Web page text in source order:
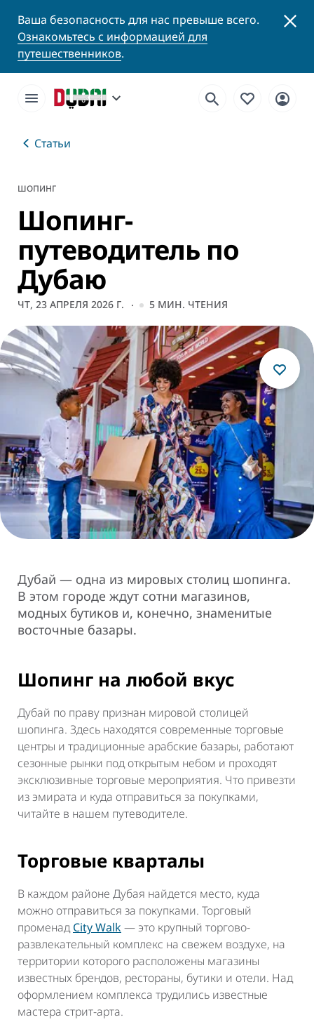
Ваша безопасность для нас превыше всего.
Ознакомьтесь с информацией для
путешественников.
Статьи
ШОПИНГ
Шопинг-
путеводитель по
Дубаю
ЧТ, 23 АПРЕЛЯ 2026 Г. 5 МИН. ЧТЕНИЯ
Дубай — одна из мировых столиц шопинга.
В этом городе ждут сотни магазинов,
модных бутиков и, конечно, знаменитые
восточные базары.
Шопинг на любой вкус
Дубай по праву признан мировой столицей
шопинга. Здесь находятся современные торговые
центры и традиционные арабские базары, работают
сезонные рынки под открытым небом и проходят
эксклюзивные торговые мероприятия. Что привезти
из эмирата и куда отправиться за покупками,
читайте в нашем путеводителе.
Торговые кварталы
В каждом районе Дубая найдется место, куда
можно отправиться за покупками. Торговый
променадCity Walk— это крупный торгово-
развлекательный комплекс на свежем воздухе, на
территории которого расположены магазины
известных брендов, рестораны, бутики и отели. Над
оформлением комплекса трудились известные
мастера стрит-арта.